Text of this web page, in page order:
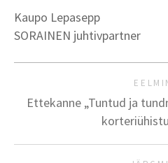
Kaupo Lepasepp
SORAINEN juhtivpartner
Ettekanne „Tuntud ja